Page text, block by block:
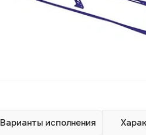
Варианты исполнения